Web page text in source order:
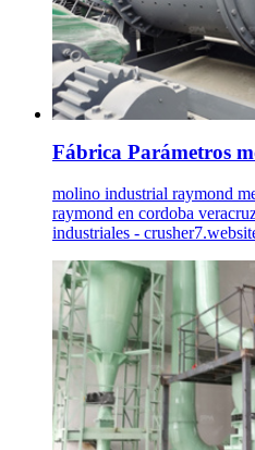
Fábrica Parámetros
molino industrial raymond
raymond en cordoba
industriales -